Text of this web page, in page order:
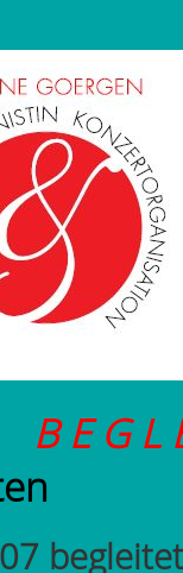
B E G L